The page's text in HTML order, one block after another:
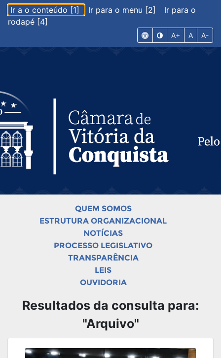
Ir a o conteúdo [1] Ir para o menu [2]
Ir para o
rodapé [4]
A+ A A-
QUEM SOMOS
ESTRUTURA ORGANIZACIONAL
NOTÍCIAS
PROCESSO LEGISLATIVO
TRANSPARÊNCIA
LEIS
OUVIDORIA
Resultados da consulta para:
"Arquivo"